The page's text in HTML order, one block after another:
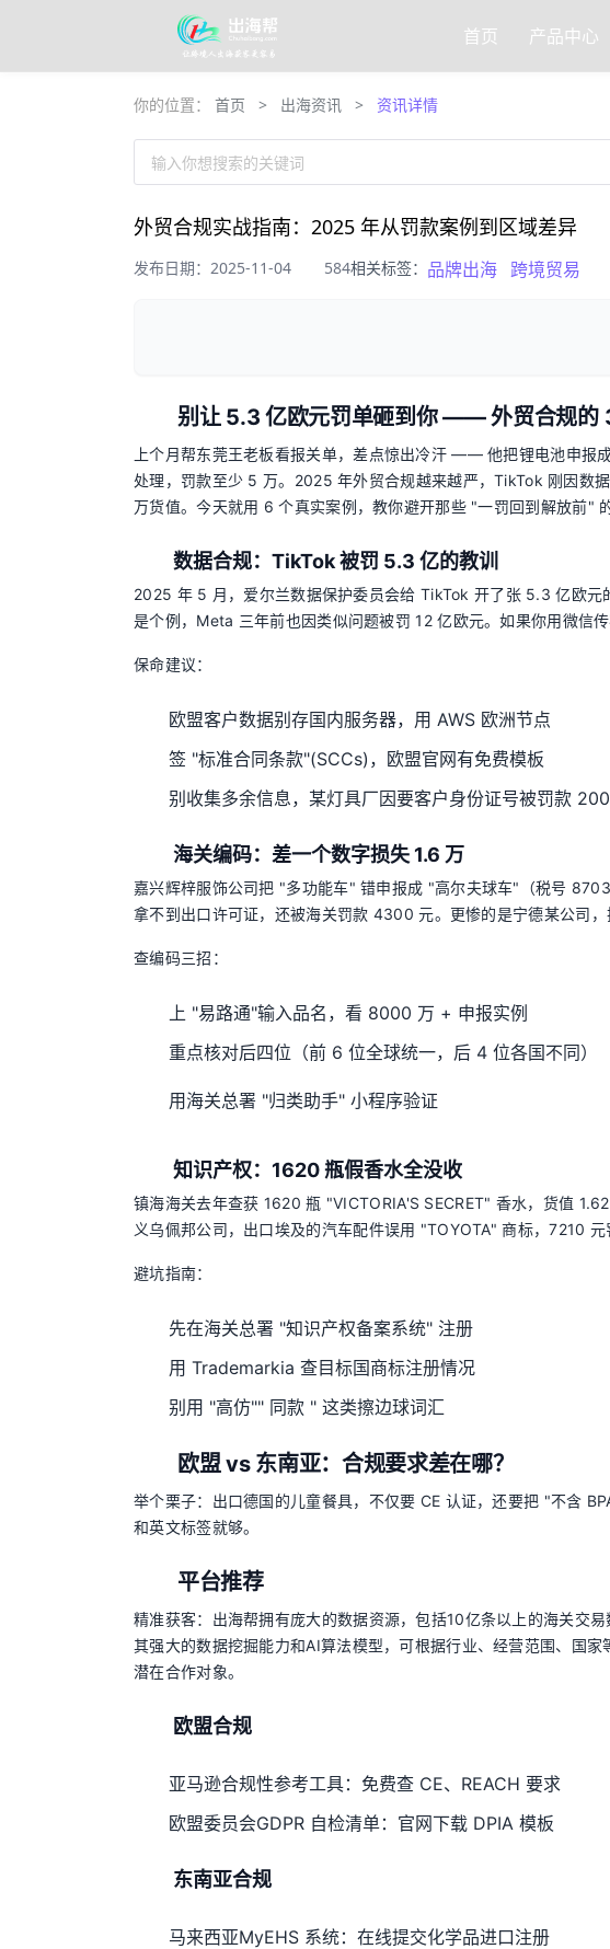
首页 产品中心
你的位置： 首页 > 出海资讯 > 资讯详情
输入你想搜索的关键词
外贸合规实战指南：2025 年从罚款案例到区域差异
发布日期：2025-11-04 584相关标签： 品牌出海 跨境贸易
别让 5.3 亿欧元罚单砸到你 —— 外贸合规的
上个月帮东莞王老板看报关单，差点惊出冷汗 —— 他把锂电池申报
处理，罚款至少 5 万。2025 年外贸合规越来越严，TikTok 刚因数
万货值。今天就用 6 个真实案例，教你避开那些 "一罚回到解放前" 的
数据合规：TikTok 被罚 5.3 亿的教训
2025 年 5 月，爱尔兰数据保护委员会给 TikTok 开了张 5.3 亿欧元
是个例，Meta 三年前也因类似问题被罚 12 亿欧元。如果你用微信
保命建议：
欧盟客户数据别存国内服务器，用 AWS 欧洲节点
签 "标准合同条款"(SCCs)，欧盟官网有免费模板
别收集多余信息，某灯具厂因要客户身份证号被罚款
海关编码：差一个数字损失 1.6 万
嘉兴辉梓服饰公司把 "多功能车" 错申报成 "高尔夫球车"（税号
拿不到出口许可证，还被海关罚款 4300 元。更惨的是宁德某公司
查编码三招：
上 "易路通"输入品名，看 8000 万 + 申报实例
重点核对后四位（前 6 位全球统一，后 4 位各国不同）
用海关总署 "归类助手" 小程序验证
知识产权：1620 瓶假香水全没收
镇海海关去年查获 1620 瓶 "VICTORIA'S SECRET" 香水，货值
义乌佩邦公司，出口埃及的汽车配件误用 "TOYOTA" 商标，7210 元
避坑指南：
先在海关总署 "知识产权备案系统" 注册
用 Trademarkia 查目标国商标注册情况
别用 "高仿"" 同款 " 这类擦边球词汇
欧盟 vs 东南亚：合规要求差在哪？
举个栗子：出口德国的儿童餐具，不仅要 CE 认证，还要把 "不含
和英文标签就够。
平台推荐
精准获客：出海帮拥有庞大的数据资源，包括10亿条以上的海关交
其强大的数据挖掘能力和AI算法模型，可根据行业、经营范围、国
潜在合作对象。
欧盟合规
亚马逊合规性参考工具：免费查 CE、REACH 要求
欧盟委员会GDPR 自检清单：官网下载 DPIA 模板
东南亚合规
马来西亚MyEHS 系统：在线提交化学品进口注册